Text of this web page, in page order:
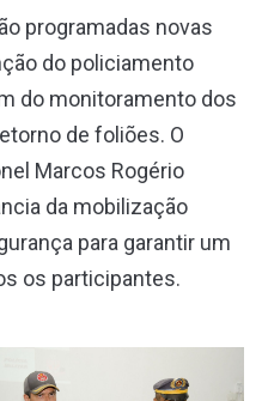
programadas novas
do policiamento
do monitoramento dos
de foliões. O
Marcos Rogério
da mobilização
para garantir um
os participantes.